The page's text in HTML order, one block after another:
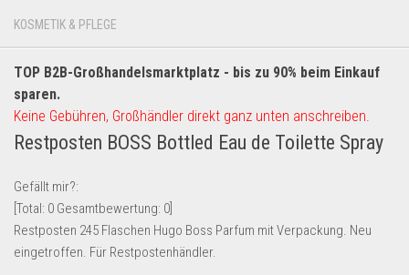
Geschenkartikel
Handy und Smartphone
Kosmetik & Pflege
Lebensmittel & Getränke
Multimedia & Elektro
Münzen
KOSMETIK & PFLEGE
TOP B2B-Großhandelsmarktplatz - bis zu 90% beim Einkauf
sparen.
Keine Gebühren, Großhändler direkt ganz unten anschreiben.
Restposten BOSS Bottled Eau de Toilette Spray
Gefällt mir?:
[Total: 0 Gesamtbewertung: 0
Restposten 245 Flaschen Hugo Boss Parfum mit Verpackung. Neu
eingetroffen. Für Restpostenhändler.